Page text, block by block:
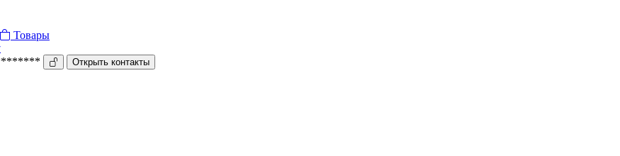
Товары
Открыть контакты